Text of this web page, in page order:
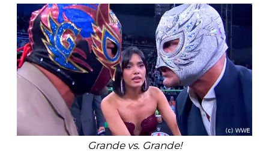
Grande vs. Grande!